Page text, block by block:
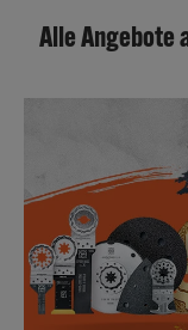
Alle Angebote